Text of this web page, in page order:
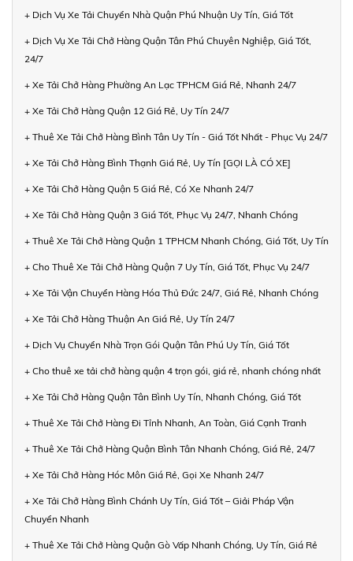
+ Dịch Vụ Xe Tải Chuyển Nhà Quận Phú Nhuận Uy Tín, Giá Tốt
+ Dịch Vụ Xe Tải Chở Hàng Quận Tân Phú Chuyên Nghiệp, Giá Tốt,
24/7
+ Xe Tải Chở Hàng Phường An Lạc TPHCM Giá Rẻ, Nhanh 24/7
+ Xe Tải Chở Hàng Quận 12 Giá Rẻ, Uy Tín 24/7
+ Thuê Xe Tải Chở Hàng Bình Tân Uy Tín - Giá Tốt Nhất - Phục Vụ 24/7
+ Xe Tải Chở Hàng Bình Thạnh Giá Rẻ, Uy Tín [GỌI LÀ CÓ XE]
+ Xe Tải Chở Hàng Quận 5 Giá Rẻ, Có Xe Nhanh 24/7
+ Xe Tải Chở Hàng Quận 3 Giá Tốt, Phục Vụ 24/7, Nhanh Chóng
+ Thuê Xe Tải Chở Hàng Quận 1 TPHCM Nhanh Chóng, Giá Tốt, Uy Tín
+ Cho Thuê Xe Tải Chở Hàng Quận 7 Uy Tín, Giá Tốt, Phục Vụ 24/7
+ Xe Tải Vận Chuyển Hàng Hóa Thủ Đức 24/7, Giá Rẻ, Nhanh Chóng
+ Xe Tải Chở Hàng Thuận An Giá Rẻ, Uy Tín 24/7
+ Dịch Vụ Chuyển Nhà Trọn Gói Quận Tân Phú Uy Tín, Giá Tốt
+ Cho thuê xe tải chở hàng quận 4 trọn gói, giá rẻ, nhanh chóng nhất
+ Xe Tải Chở Hàng Quận Tân Bình Uy Tín, Nhanh Chóng, Giá Tốt
+ Thuê Xe Tải Chở Hàng Đi Tỉnh Nhanh, An Toàn, Giá Cạnh Tranh
+ Thuê Xe Tải Chở Hàng Quận Bình Tân Nhanh Chóng, Giá Rẻ, 24/7
+ Xe Tải Chở Hàng Hóc Môn Giá Rẻ, Gọi Xe Nhanh 24/7
+ Xe Tải Chở Hàng Bình Chánh Uy Tín, Giá Tốt – Giải Pháp Vận
Chuyển Nhanh
+ Thuê Xe Tải Chở Hàng Quận Gò Vấp Nhanh Chóng, Uy Tín, Giá Rẻ